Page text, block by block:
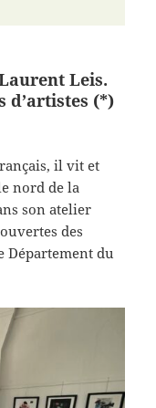
Leis.
d’artistes (*)
il vit et
nord de la
son atelier
des
Département du